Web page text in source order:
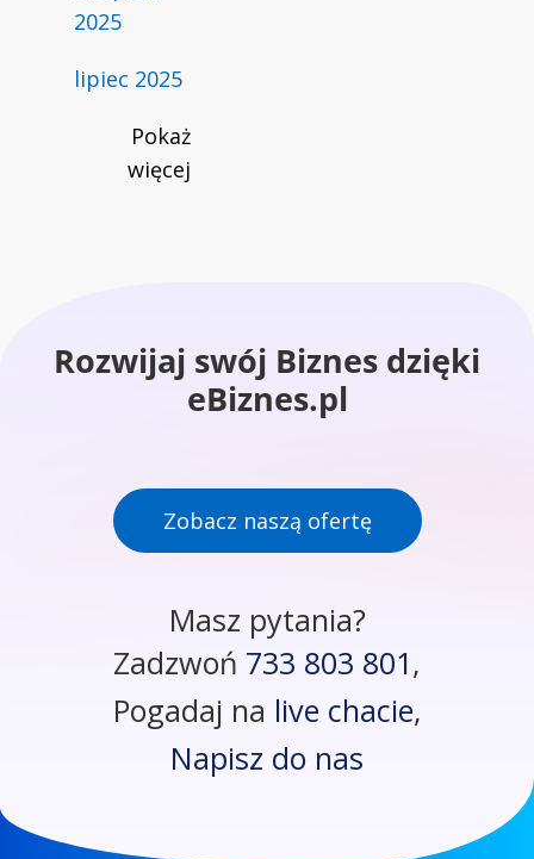
2025
lipiec 2025
Pokaż
więcej
Rozwijaj swój Biznes dzięki
eBiznes.pl
Zobacz naszą ofertę
Masz pytania?
Zadzwoń 733 803 801,
Pogadaj na live chacie,
Napisz do nas